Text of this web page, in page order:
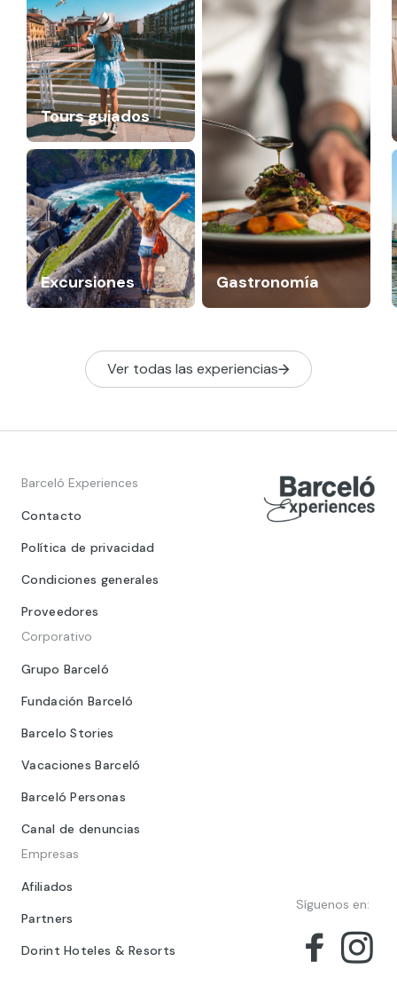
Tours guiados
Gastronomía
Excursiones
Ver todas las experiencias
Barceló Experiences
Contacto
Política de privacidad
Condiciones generales
Proveedores
Corporativo
Grupo Barceló
Fundación Barceló
Barcelo Stories
Vacaciones Barceló
Barceló Personas
Canal de denuncias
Empresas
Afiliados
Partners
Dorint Hoteles & Resorts
Síguenos en: